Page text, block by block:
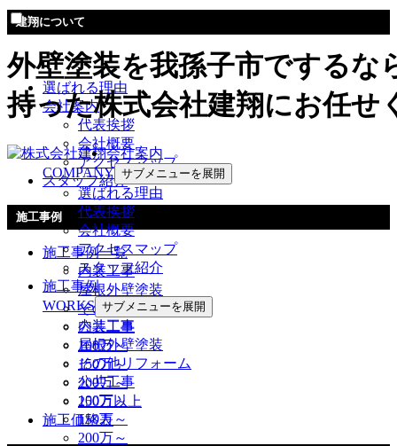
外壁塗装を我孫子市でするな
持った株式会社建翔にお任せ
会社案内
COMPANY サブメニューを展開
選ばれる理由
代表挨拶
会社概要
アクセスマップ
スタッフ紹介
施工事例
WORKS サブメニューを展開
内装工事
屋根外壁塗装
その他リフォーム
公共工事
100万～
150万～
200万～
建翔について
選ばれる理由
会社案内
代表挨拶
会社概要
アクセスマップ
スタッフ紹介
施工事例
施工事例一覧
内装工事
屋根外壁塗装
その他リフォーム
公共工事
100万～
150万～
200万～
250万以上
施工価格表